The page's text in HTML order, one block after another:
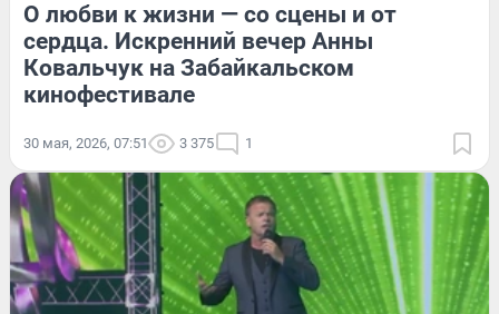
О любви к жизни — со сцены и от
сердца. Искренний вечер Анны
Ковальчук на Забайкальском
кинофестивале
30 мая, 2026, 07:51 3 375 1